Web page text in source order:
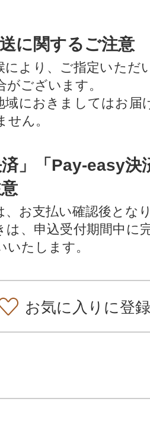
に関するご注意
より、ご指定いただ
ございます。
におきましてはお届
ん。
済」「Pay-easy決
お支払い確認後とな
、申込受付期間中に
いたします。
お気に入りに登録